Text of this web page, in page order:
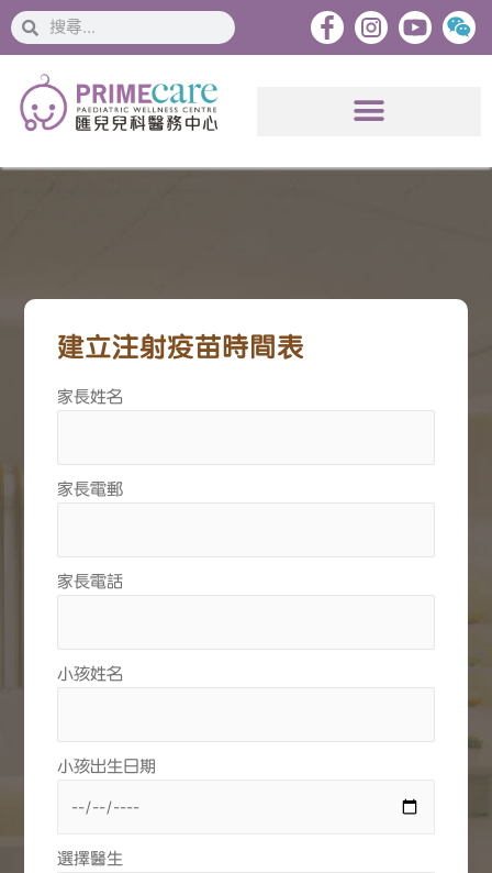
搜
索
搜
索
建立注射疫苗時間表
家長姓名
家長電郵
家長電話
小孩姓名
小孩出生日期
選擇醫生